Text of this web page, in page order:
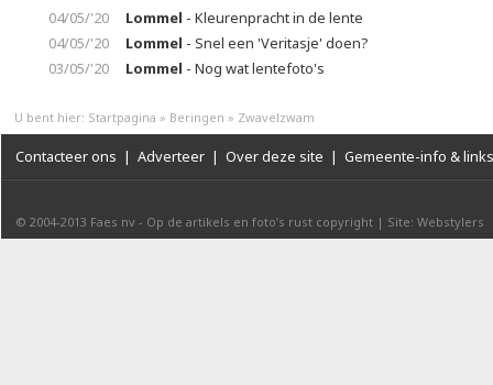
04/05/'20
Lommel - Kleurenpracht in de lente
04/05/'20
Lommel - Snel een 'Veritasje' doen?
03/05/'20
Lommel - Nog wat lentefoto's
U bent hier: Startpagina » Beringen » Zwavelzwam
Contacteer ons | Adverteer | Over deze site | Gemeente-info & links
© 2004-2013 Faes nv - Op de artikels en foto’s rust copyright | Site: Webstylers